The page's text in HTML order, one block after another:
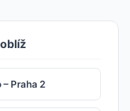
Praha 2